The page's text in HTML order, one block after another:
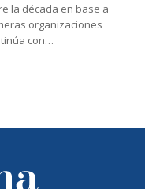
la década en base a
organizaciones
con…